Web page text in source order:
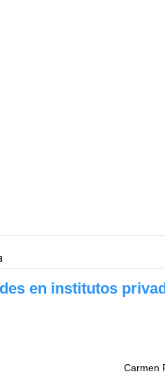
en institutos
Carmen